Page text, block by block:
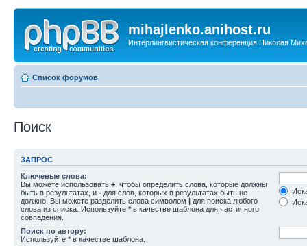
mihajlenko.anihost.ru
Интерлингвистическая конференция Николая
Список форумов
Поиск
ЗАПРОС
Ключевые слова:
Вы можете использовать + , чтобы определить слова, которые должны
быть в результатах, и - для слов, которых в результатах быть не
должно. Вы можете разделить слова символом | для поиска любого
слова из списка. Используйте * в качестве шаблона для частичного
совпадения.
Поиск по автору:
Используйте * в качестве шаблона.